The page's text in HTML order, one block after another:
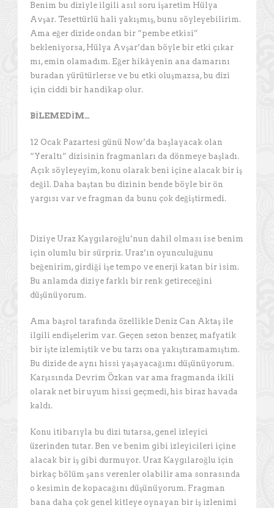
Benim bu diziyle ilgili asıl soru işaretim Hülya
Avşar. Tesettürlü hali yakışmış, bunu söyleyebilirim.
Ama eğer dizide ondan bir “pembe etkisi”
bekleniyorsa, Hülya Avşar’dan böyle bir etki çıkar
mı, emin olamadım. Eğer hikâyenin ana damarını
buradan yürütürlerse ve bu etki oluşmazsa, bu dizi
için ciddi bir handikap olur.
BİLEMEDİM…
12 Ocak Pazartesi günü Now’da başlayacak olan
“Yeraltı” dizisinin fragmanları da dönmeye başladı.
Açık söyleyeyim, konu olarak beni içine alacak bir iş
değil. Daha baştan bu dizinin bende böyle bir ön
yargısı var ve fragman da bunu çok değiştirmedi.
Diziye Uraz Kaygılaroğlu’nun dahil olması ise benim
için olumlu bir sürpriz. Uraz’ın oyunculuğunu
beğenirim, girdiği işe tempo ve enerji katan bir isim.
Bu anlamda diziye farklı bir renk getireceğini
düşünüyorum.
Ama başrol tarafında özellikle Deniz Can Aktaş ile
ilgili endişelerim var. Geçen sezon benzer, mafyatik
bir işte izlemiştik ve bu tarzı ona yakıştıramamıştım.
Bu dizide de aynı hissi yaşayacağımı düşünüyorum.
Karşısında Devrim Özkan var ama fragmanda ikili
olarak net bir uyum hissi geçmedi, his biraz havada
kaldı.
Konu itibarıyla bu dizi tutarsa, genel izleyici
üzerinden tutar. Ben ve benim gibi izleyicileri içine
alacak bir iş gibi durmuyor. Uraz Kaygılaroğlu için
birkaç bölüm şans verenler olabilir ama sonrasında
o kesimin de kopacağını düşünüyorum. Fragman
bana daha çok genel kitleye oynayan bir iş izlenimi